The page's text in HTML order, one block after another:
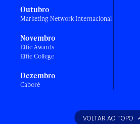
Outubro
Marketing Network Internacional
Novembro
Effie Awards
Effie College
Dezembro
Caboré
VOLTAR AO TOPO